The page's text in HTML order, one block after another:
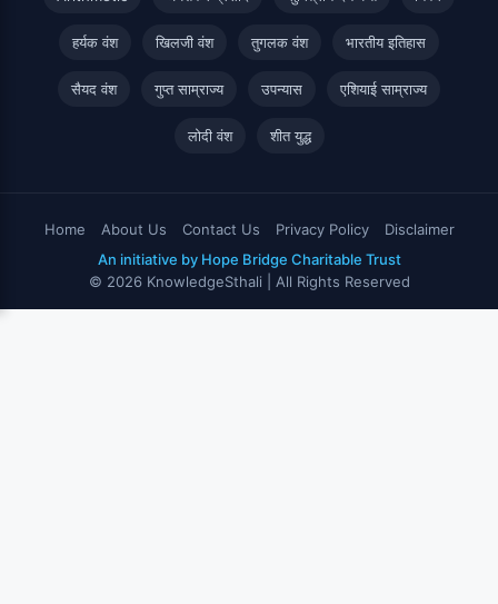
हर्यक वंश खिलजी वंश तुगलक वंश भारतीय इतिहास
सैयद वंश गुप्त साम्राज्य उपन्यास एशियाई साम्राज्य
लोदी वंश शीत युद्ध
Home About Us Contact Us Privacy Policy
Disclaimer
An initiative by Hope Bridge Charitable Trust
© 2026 KnowledgeSthali | All Rights Reserved